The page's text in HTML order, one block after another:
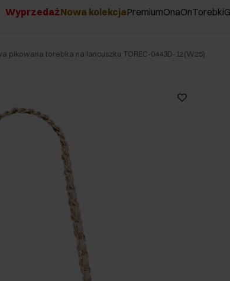
WyprzedażNowa kolekcjaPremiumOnaOnTorebki
pikowana torebka na łańcuszku TOREC-0443D-12(W25)